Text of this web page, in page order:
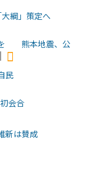
綱」策定へ
を 熊本地震、公
民
会合
新は賛成